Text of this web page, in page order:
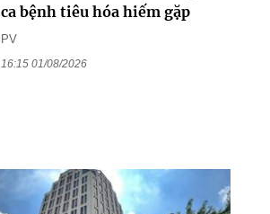
ca bệnh tiêu hóa hiếm gặp
PV
16:15 01/08/2026